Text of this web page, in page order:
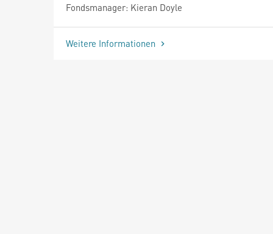
Fondsmanager: Kieran Doyle
Weitere Informationen